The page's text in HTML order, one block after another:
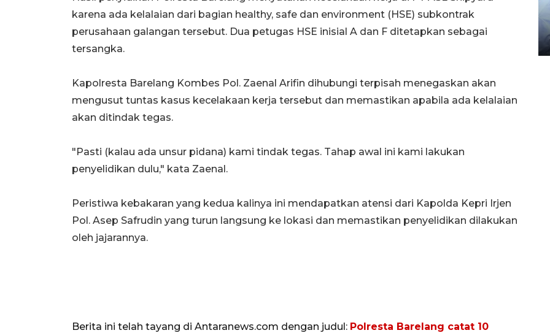
karena ada kelalaian dari bagian healthy, safe dan environment (HSE) subkontrak
perusahaan galangan tersebut. Dua petugas HSE inisial A dan F ditetapkan sebagai
tersangka.
Kapolresta Barelang Kombes Pol. Zaenal Arifin dihubungi terpisah menegaskan akan
mengusut tuntas kasus kecelakaan kerja tersebut dan memastikan apabila ada kelalaian
akan ditindak tegas.
"Pasti (kalau ada unsur pidana) kami tindak tegas. Tahap awal ini kami lakukan
penyelidikan dulu," kata Zaenal.
Peristiwa kebakaran yang kedua kalinya ini mendapatkan atensi dari Kapolda Kepri Irjen
Pol. Asep Safrudin yang turun langsung ke lokasi dan memastikan penyelidikan dilakukan
oleh jajarannya.
Berita ini telah tayang di Antaranews.com dengan judul: Polresta Barelang catat 10
Distribusi logistik pemilu
gunakan mobil jenazah
08 February 2024 15:30 WIB, 2024